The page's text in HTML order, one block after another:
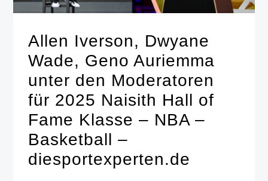
Allen Iverson, Dwyane
Wade, Geno Auriemma
unter den Moderatoren
für 2025 Naisith Hall of
Fame Klasse – NBA –
Basketball –
diesportexperten.de